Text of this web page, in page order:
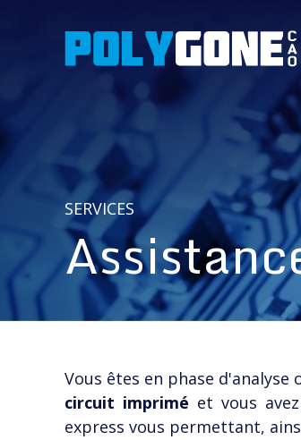
SERVICES
Vous êtes en phase
circuit imprimé et vous
express vous permettant,